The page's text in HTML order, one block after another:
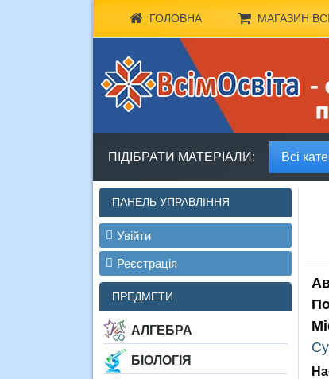
ГОЛОВНА МАГАЗИН
ПІДІБРАТИ МАТЕРІАЛИ: Всі
ПАНЕЛЬ УПРАВЛІННЯ
Увійти
Реєстрація
ПРЕДМЕТИ
АЛГЕБРА
БІОЛОГІЯ